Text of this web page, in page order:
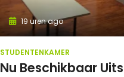
19 uren ago
STUDENTENKAMER